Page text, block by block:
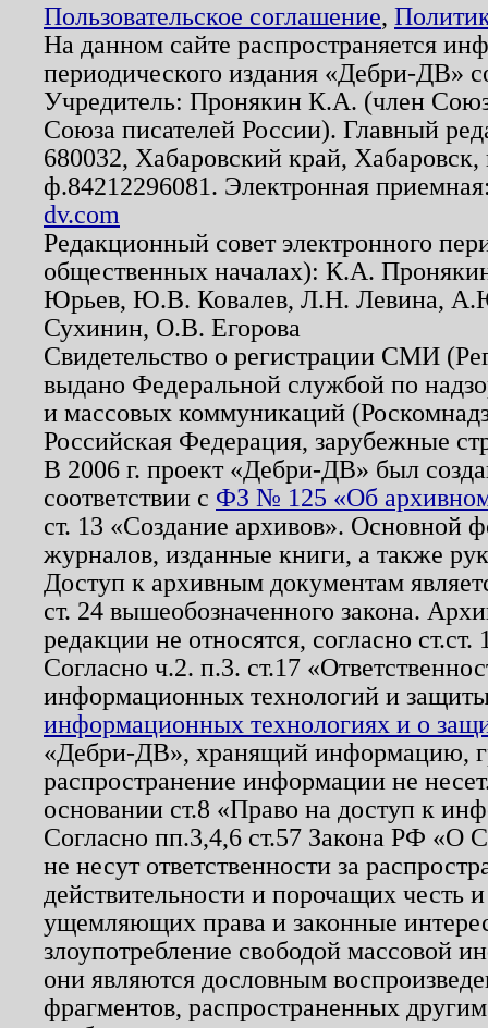
Пользовательское соглашение,
На данном сайте распространяется
периодического издания «Дебри-ДВ»
Учредитель: Пронякин К.А. (член
Союза писателей России). Главный
680032, Хабаровский край,
ф.84212296081. Электронная
dv.com
Редакционный совет электронного
общественных началах): К.А.
Юрьев, Ю.В. Ковалев, Л.Н. Левина,
Сухинин, О.В. Егорова
Свидетельство о регистрации СМИ
выдано Федеральной службой по
и массовых коммуникаций
Российская Федерация, зарубежные
В 2006 г. проект «Дебри-ДВ» был
соответствии с ФЗ № 125 «Об
ст. 13 «Создание архивов». Основной
журналов, изданные книги, а также
Доступ к архивным документам
ст. 24 вышеобозначенного закона.
редакции не относятся, согласно
Согласно ч.2. п.3. ст.17
информационных технологий и
информационных технологиях и о
«Дебри-ДВ», хранящий информацию,
распространение информации не
основании ст.8 «Право на доступ к
Согласно пп.3,4,6 ст.57 Закона РФ «О
не несут ответственности за
действительности и порочащих честь
ущемляющих права и законные
злоупотребление свободой массовой
они являются дословным
фрагментов, распространенных